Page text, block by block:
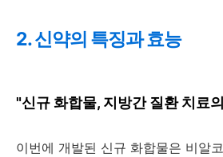
2. 신약의 특징과 효능
"신규 화합물, 지방간 질환 치료
이번에 개발된 신규 화합물은 비알